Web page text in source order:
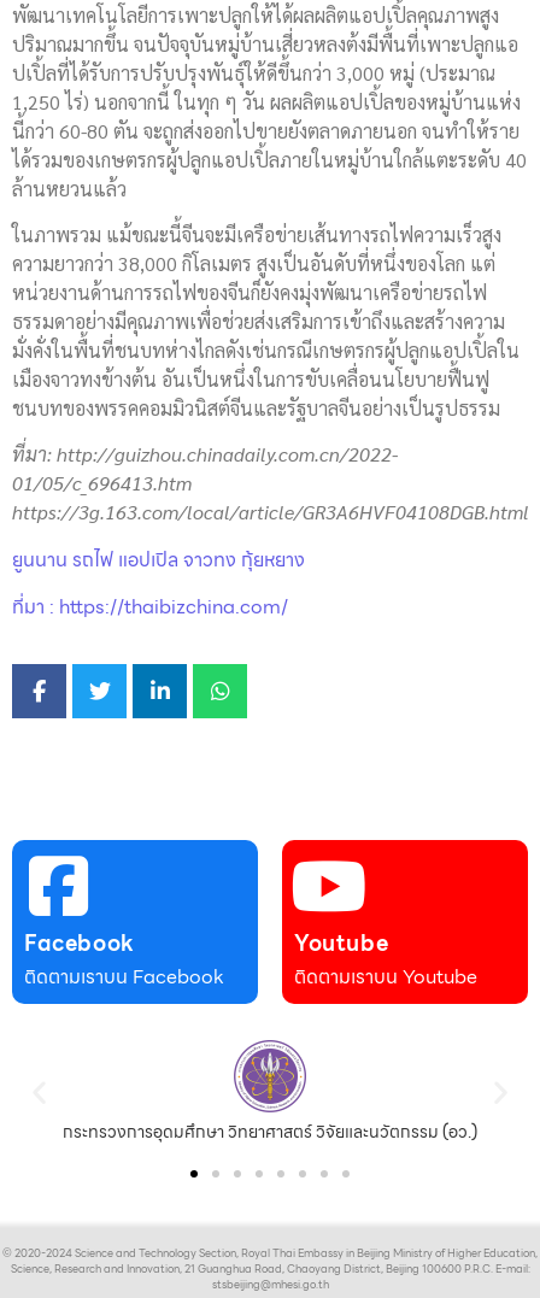
พัฒนาเทคโนโลยีการเพาะปลูกให้ได้ผลผลิตแอปเปิ้ลคุณภาพสูง
ปริมาณมากขึ้น จนปัจจุบันหมู่บ้านเสี่ยวหลงต้งมีพื้นที่เพาะปลูกแอ
ปเปิ้ลที่ได้รับการปรับปรุงพันธุ์ให้ดีขึ้นกว่า 3,000 หมู่ (ประมาณ
1,250 ไร่) นอกจากนี้ ในทุก ๆ วัน ผลผลิตแอปเปิ้ลของหมู่บ้านแห่ง
นี้กว่า 60-80 ตัน จะถูกส่งออกไปขายยังตลาดภายนอก จนทำให้ราย
ได้รวมของเกษตรกรผู้ปลูกแอปเปิ้ลภายในหมู่บ้านใกล้แตะระดับ 40
ล้านหยวนแล้ว
ในภาพรวม แม้ขณะนี้จีนจะมีเครือข่ายเส้นทางรถไฟความเร็วสูง
ความยาวกว่า 38,000 กิโลเมตร สูงเป็นอันดับที่หนึ่งของโลก แต่
หน่วยงานด้านการรถไฟของจีนก็ยังคงมุ่งพัฒนาเครือข่ายรถไฟ
ธรรมดาอย่างมีคุณภาพเพื่อช่วยส่งเสริมการเข้าถึงและสร้างความ
มั่งคั่งในพื้นที่ชนบทห่างไกลดังเช่นกรณีเกษตรกรผู้ปลูกแอปเปิ้ลใน
เมืองจาวทงข้างต้น อันเป็นหนึ่งในการขับเคลื่อนนโยบายฟื้นฟู
ชนบทของพรรคคอมมิวนิสต์จีนและรัฐบาลจีนอย่างเป็นรูปธรรม
ที่มา: http://guizhou.chinadaily.com.cn/2022-
01/05/c_696413.htm
https://3g.163.com/local/article/GR3A6HVF04108DGB.html
ยูนนาน รถไฟ แอปเปิล จาวทง กุ้ยหยาง
ที่มา : https://thaibizchina.com/
Facebook
ติดตามเราบน Facebook
Youtube
ติดตามเราบน Youtube
กระทรวงการอุดมศึกษา วิทยาศาสตร์ วิจัยและนวัตกรรม (อว.)
© 2020-2024 Science and Technology Section, Royal Thai Embassy in Beijing Ministry of Higher Education,
Science, Research and Innovation, 21 Guanghua Road, Chaoyang District, Beijing 100600 P.R.C. E-mail:
stsbeijing@mhesi.go.th